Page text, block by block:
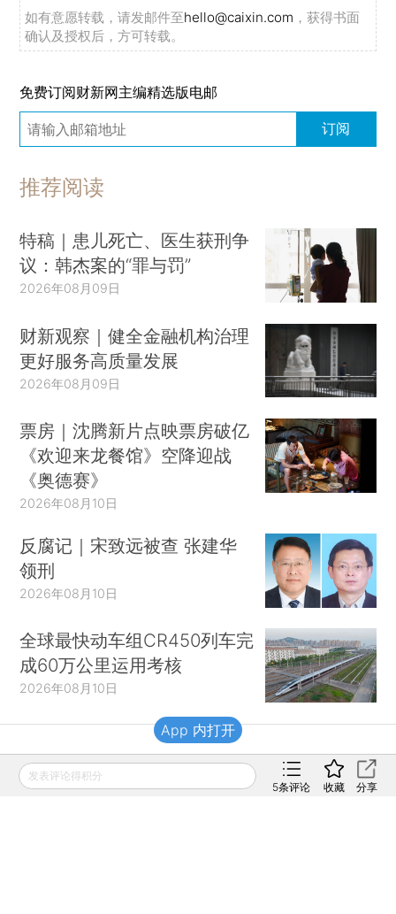
晨读荐闻（国内、国际消息17条）
宇树科技6月1日上会 具身智能赛道热度攀升
能源紧缺叠加卢比贬值 印度能源价格十天内三连涨
如有意愿转载，请发邮件至hello@caixin.com ，获得书面
确认及授权后，方可转载。
免费订阅财新网主编精选版电邮
订阅
推荐阅读
特稿｜患儿死亡、医生获刑争
议：韩杰案的“罪与罚”
2026年08月09日
财新观察｜健全金融机构治理
更好服务高质量发展
2026年08月09日
票房｜沈腾新片点映票房破亿
《欢迎来龙餐馆》空降迎战
《奥德赛》
2026年08月10日
反腐记｜宋致远被查 张建华
领刑
2026年08月10日
全球最快动车组CR450列车完
成60万公里运用考核
2026年08月10日
财新移动
发表评论得积分
5条评论 收藏 分享
App 内打开